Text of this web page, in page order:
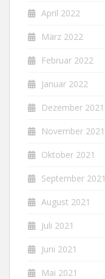
April 2022
März 2022
Februar 2022
Januar 2022
Dezember 2021
November 2021
Oktober 2021
September 2021
August 2021
Juli 2021
Juni 2021
Mai 2021